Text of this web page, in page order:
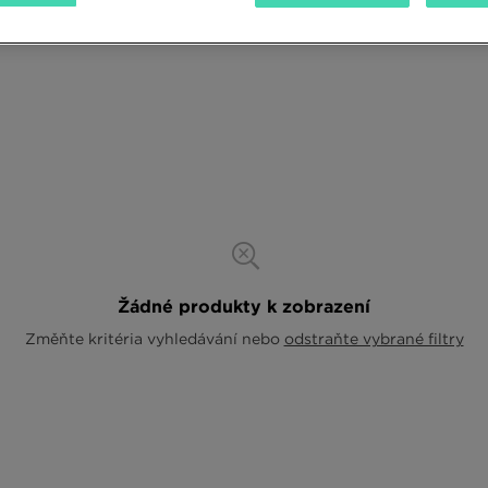
Žádné produkty k zobrazení
Změňte kritéria vyhledávání nebo odstraňte vybrané filtry